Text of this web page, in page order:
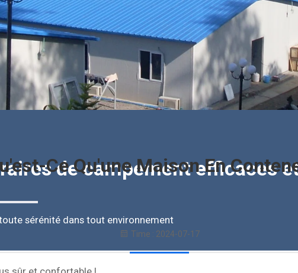
de campement efficaces
sérénité dans tout environnement
Ce Qu'une Maison En
Time : 2024-07-17